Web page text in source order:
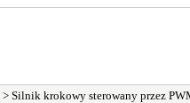
> Silnik krokowy sterowany przez